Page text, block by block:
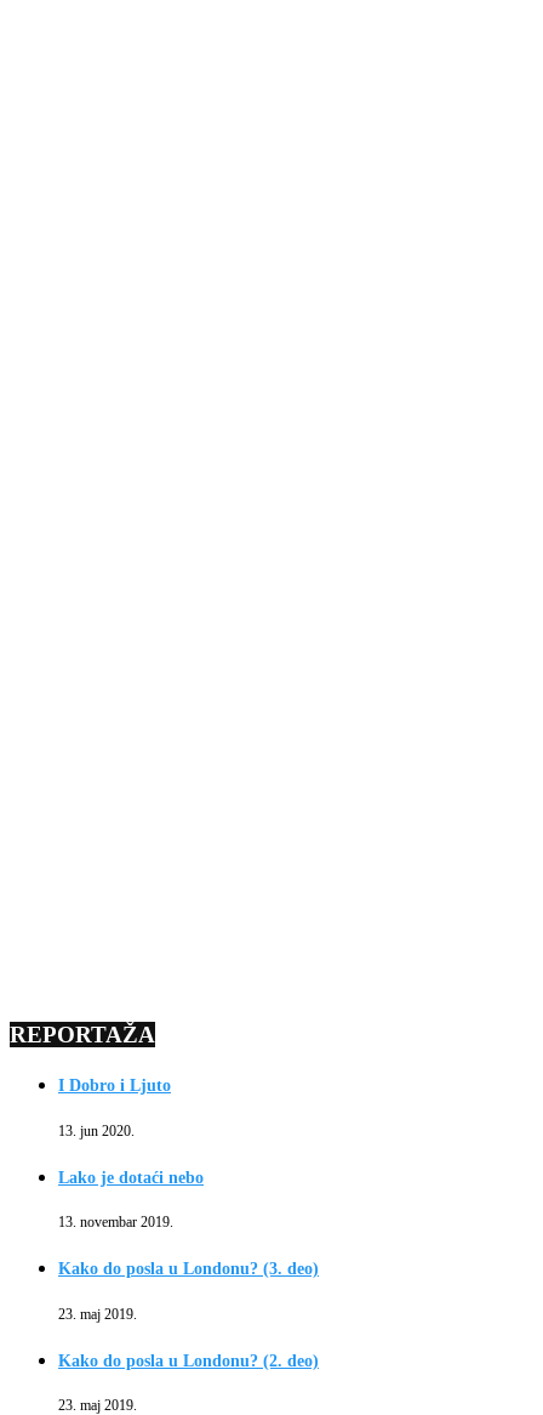
REPORTAŽA
I Dobro i Ljuto
13. jun 2020.
Lako je dotaći nebo
13. novembar 2019.
Kako do posla u Londonu? (3. deo)
23. maj 2019.
Kako do posla u Londonu? (2. deo)
23. maj 2019.